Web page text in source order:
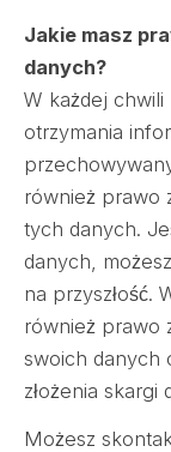
Jakie masz
danych?
W każdej chwili
otrzymania
również prawo
tych danych.
danych,
na przyszłość.
również prawo
swoich danych
złożenia skargi
Możesz